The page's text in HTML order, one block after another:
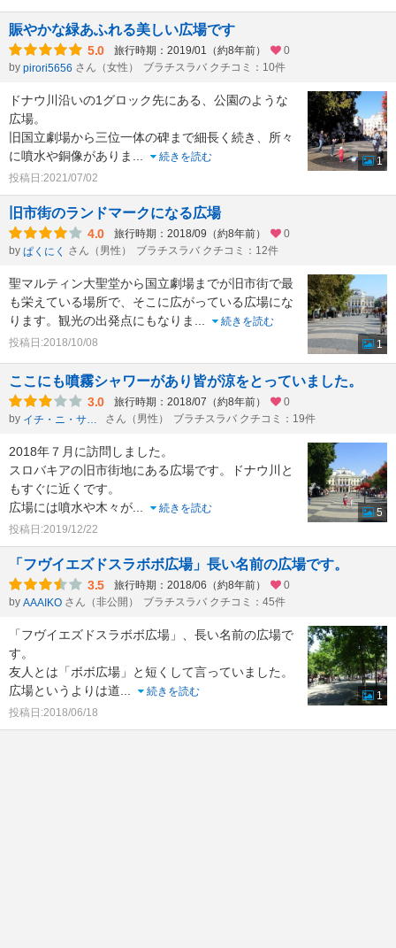
賑やかな緑あふれる美しい広場です
5.0 旅行時期：2019/01（約8年前）
0
by pirori5656 さん（女性） ブラチスラバ クチコミ：10件
ドナウ川沿いの1グロック先にある、公園のような
広場。
旧国立劇場から三位一体の碑まで細長く続き、所々
に噴水や銅像がありま ...
続きを読む
投稿日:2021/07/02
1
旧市街のランドマークになる広場
4.0 旅行時期：2018/09（約8年前）
0
by ぱくにく さん（男性） ブラチスラバ クチコミ：12件
聖マルティン大聖堂から国立劇場までが旧市街で最
も栄えている場所で、そこに広がっている広場にな
ります。観光の出発点にもなりま ...
続きを読む
投稿日:2018/10/08
1
ここにも噴霧シャワーがあり皆が涼をとっていました。
3.0 旅行時期：2018/07（約8年前）
0
by
イチ・ニ・サン・シー・ニー・ニー さん（男性） ブラチスラバ クチコミ：19件
2018年７月に訪問しました。
スロバキアの旧市街地にある広場です。ドナウ川と
もすぐに近くです。
広場には噴水や木々が...
続きを読む
投稿日:2019/12/22
5
「フヴイエズドスラボボ広場」長い名前の広場です。
3.5 旅行時期：2018/06（約8年前）
0
by AAAIKO さん（非公開） ブラチスラバ クチコミ：45件
「フヴイエズドスラボボ広場」、長い名前の広場で
す。
友人とは「ボボ広場」と短くして言っていました。
広場というよりは道...
続きを読む
投稿日:2018/06/18
1